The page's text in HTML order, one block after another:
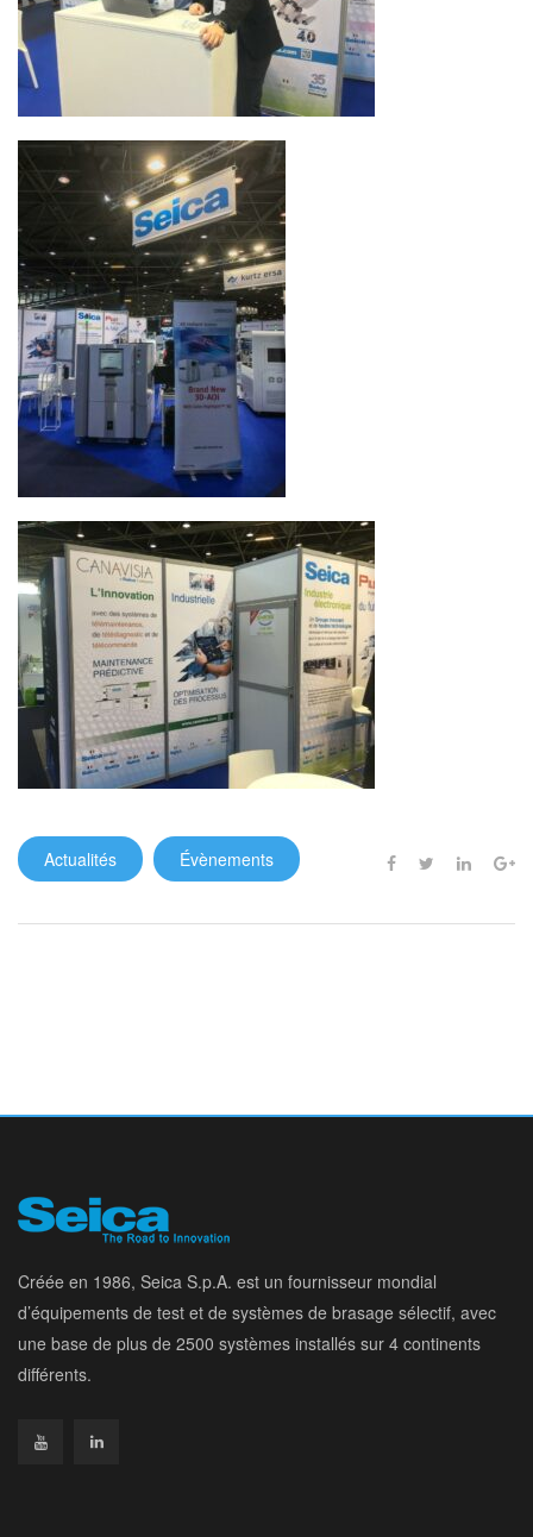
Actualités Évènements
Créée en 1986, Seica S.p.A. est un fournisseur mondial
d’équipements de test et de systèmes de brasage sélectif, avec
une base de plus de 2500 systèmes installés sur 4 continents
différents.